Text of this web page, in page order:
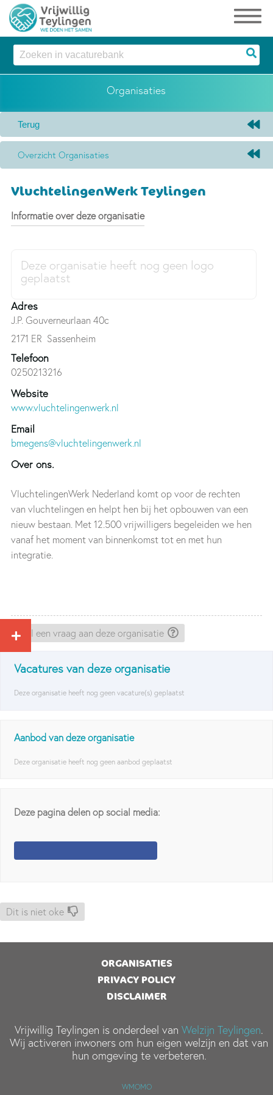
Organisaties
Overzicht Organisaties
VluchtelingenWerk Teylingen
Informatie over deze organisatie
Adres
J.P. Gouverneurlaan 40c
2171 ER Sassenheim
Telefoon
0250213216
Website
www.vluchtelingenwerk.nl
Email
bmegens@vluchtelingenwerk.nl
Over ons.
VluchtelingenWerk Nederland komt op voor de rechten
van vluchtelingen en helpt hen bij het opbouwen van een
nieuw bestaan. Met 12.500 vrijwilligers begeleiden we hen
vanaf het moment van binnenkomst tot en met hun
integratie.
Stel een vraag aan deze organisatie
Vacatures van deze organisatie
Deze organisatie heeft nog geen vacature(s) geplaatst
Aanbod van deze organisatie
Deze organisatie heeft nog geen aanbod geplaatst
Deze pagina delen op social media:
Dit is niet oke
ORGANISATIES
PRIVACY POLICY
DISCLAIMER
Vrijwillig Teylingen is onderdeel vanWelzijn Teylingen.
Wij activeren inwoners om hun eigen welzijn en dat van
hun omgeving te verbeteren.
WMOMO